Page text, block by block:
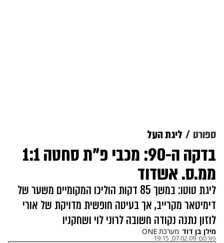
ספורט ליגת העל
בדקה ה-90: מכבי פ"ת סחטה 1:1
ממ.ס. אשדוד
ליגת טוטו: במשך 85 דקות הוליכו המקומיים משער של
דימיטאר מקרייב, אך בעיטה חופשית מדויקת של אורי
לוזון נתנה נקודה חשובה לרוני לוי ושחקניו
מילן בן דוד מערכת ONE
פורסם:07.02.09, 19:15